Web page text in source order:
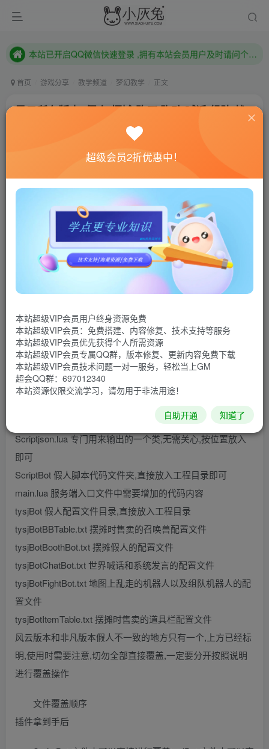
本站已开启QQ微信快速登录 ,拥有本站会员用户及时请问个人中心绑定！
本站已开启QQ微信快速登录 ,拥有本站会员用户及时请问个人中心绑定！
首页 游戏分享 教学频道 梦幻教学 正文
风云所有版本_假人(摆摊,购买,跑动,喊话,组队,战
1637 14
联网教程： 内附教程
单机教程： 内附教程
不懂的话联系客服！！！
[wm_notice]梦幻GGELUA假人系列教程.假人插件的简
介说明[/wm_notice]
拿到手后不要全部对文件进行覆盖,先查看文件是否完整
文件名 说明
Script 脚本代码目录
Script地图处理类地图处理类.lua 玩家切换地图时需要Hook
的代码内容
(风云)Script角色处理类道具处理类.lua 需要添加修改的代码
(非凡)Script商店处理类摆摊处理类.lua 需要修改的代码内容
Scriptjson.lua 专门用来输出的一个类,无需关心,按位置放入
即可
ScriptBot 假人脚本代码文件夹,直接放入工程目录即可
main.lua 服务端入口文件中需要增加的代码内容
tysjBot 假人配置文件目录,直接放入工程目录
tysjBotBBTable.txt 摆摊时售卖的召唤兽配置文件
tysjBotBoothBot.txt 摆摊假人的配置文件
tysjBotChatBot.txt 世界喊话和系统发言的配置文件
tysjBotFightBot.txt 地图上乱走的机器人以及组队机器人的配
置文件
tysjBotItemTable.txt 摆摊时售卖的道具栏配置文件
风云版本和非凡版本假人不一致的地方只有一个,上方已经标
明,使用时需要注意,切勿全部直接覆盖,一定要分开按照说明
进行覆盖操作
文件覆盖顺序
插件拿到手后
超级会员2折优惠中！
本站超级VIP会员用户终身资源免费
本站超级VIP会员：免费搭建、内容修复、技术支持等服务
本站超级VIP会员优先获得个人所需资源
本站超级VIP会员专属QQ群，版本修复、更新内容免费下载
本站超级VIP会员技术问题一对一服务，轻松当上GM
超会QQ群：697012340
本站资源仅限交流学习，请勿用于非法用途！
自助开通 知道了